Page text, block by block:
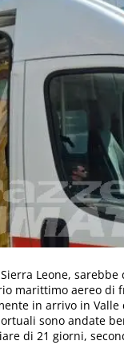
Leone,
marittimo aereo di
in arrivo in Valle
sono andate
di 21 giorni,